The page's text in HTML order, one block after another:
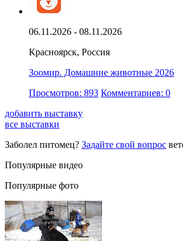
06.11.2026 - 08.11.2026
Красноярск, Россия
Зоомир. Домашние животные 2026
Просмотров: 893 Комментариев: 0
добавить выставку
все выставки
Заболел питомец? Задайте свой вопрос
Популярные видео
Популярные фото